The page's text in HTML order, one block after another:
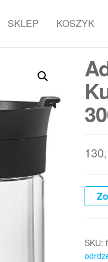
SKLEP KOSZYK
SKU: